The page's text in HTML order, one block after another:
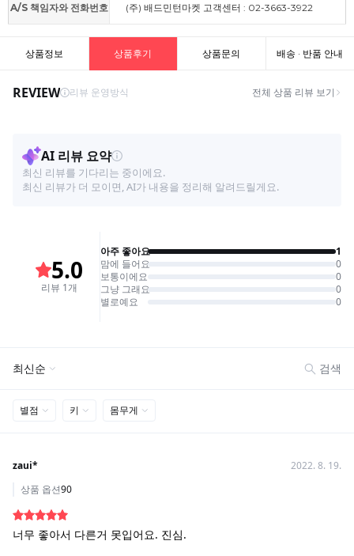
A/S 책임자와 전화번호 (주) 배드민턴마켓 고객센터 : 02-3663-3922
상품정보 상품후기 상품문의 배송 · 반품 안내